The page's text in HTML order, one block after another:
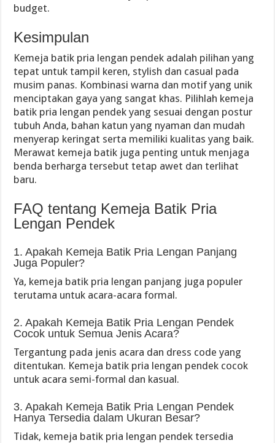
budget.
Kesimpulan
Kemeja batik pria lengan pendek adalah pilihan yang
tepat untuk tampil keren, stylish dan casual pada
musim panas. Kombinasi warna dan motif yang unik
menciptakan gaya yang sangat khas. Pilihlah kemeja
batik pria lengan pendek yang sesuai dengan postur
tubuh Anda, bahan katun yang nyaman dan mudah
menyerap keringat serta memiliki kualitas yang baik.
Merawat kemeja batik juga penting untuk menjaga
benda berharga tersebut tetap awet dan terlihat
baru.
FAQ tentang Kemeja Batik Pria
Lengan Pendek
1. Apakah Kemeja Batik Pria Lengan Panjang
Juga Populer?
Ya, kemeja batik pria lengan panjang juga populer
terutama untuk acara-acara formal.
2. Apakah Kemeja Batik Pria Lengan Pendek
Cocok untuk Semua Jenis Acara?
Tergantung pada jenis acara dan dress code yang
ditentukan. Kemeja batik pria lengan pendek cocok
untuk acara semi-formal dan kasual.
3. Apakah Kemeja Batik Pria Lengan Pendek
Hanya Tersedia dalam Ukuran Besar?
Tidak, kemeja batik pria lengan pendek tersedia